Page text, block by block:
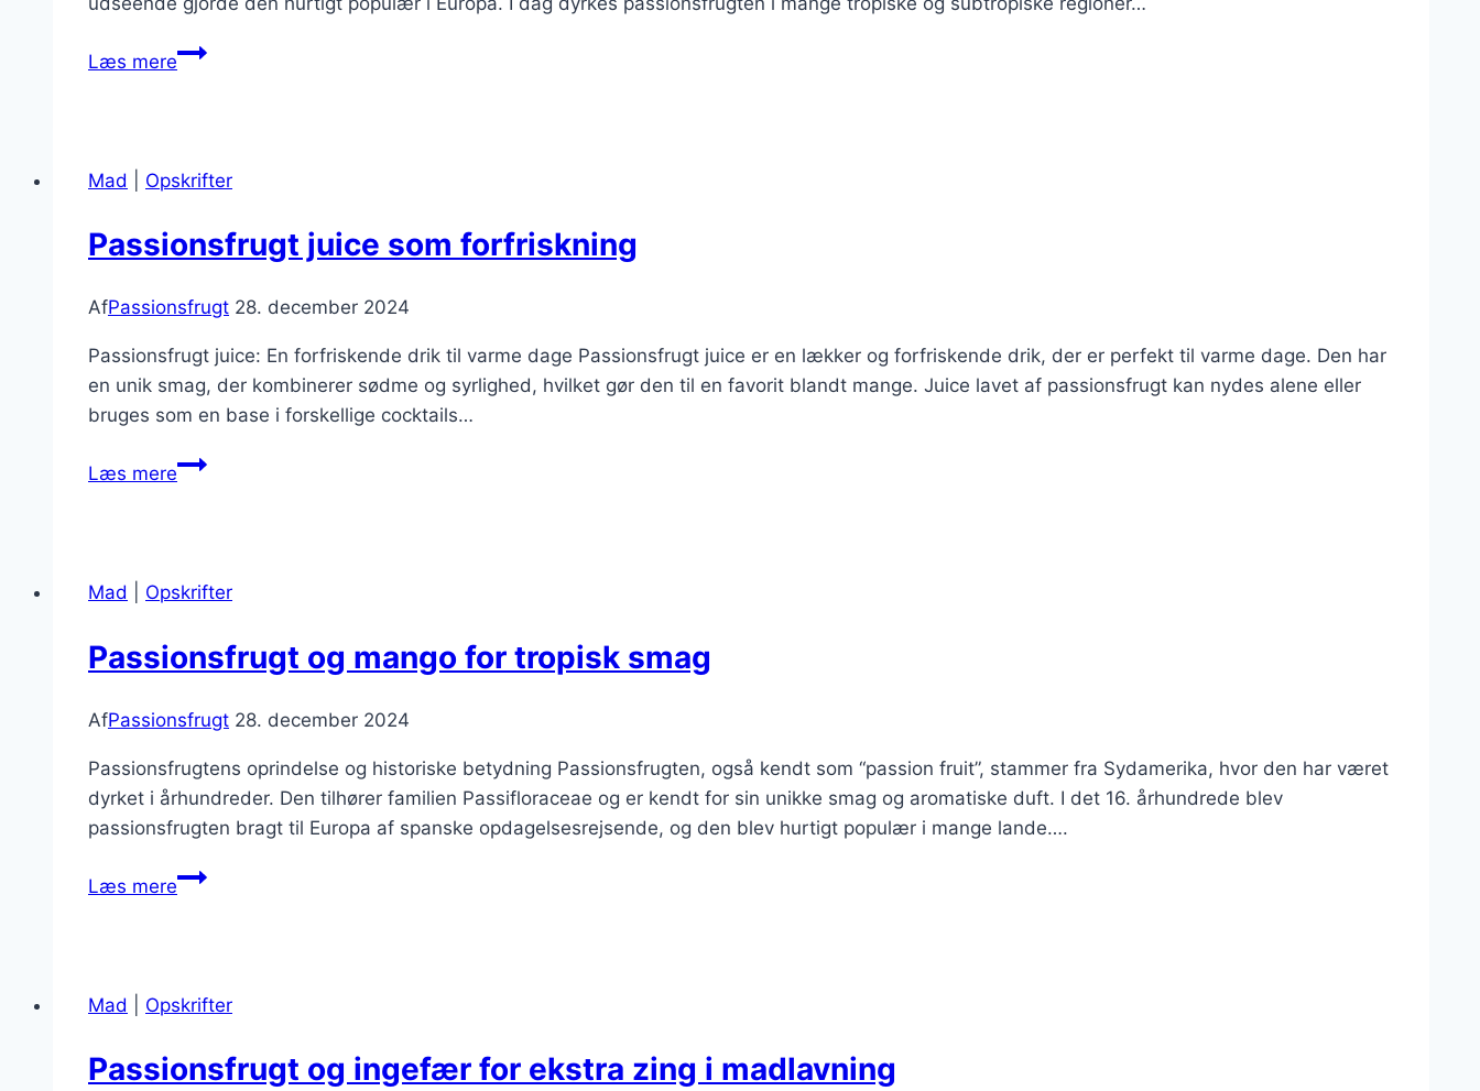
Læs merePassionsfrugt
dessertbordet
Mad Opskrifter
Passionsfrugt juice som forfriskning
AfPassionsfrugt 28. december 2024
Passionsfrugt juice: En forfriskende drik til varme dage Passionsfrugt juice er en lækker og forfriskende drik, der er perfekt til varme dage. Den har
en unik smag, der kombinerer sødme og syrlighed, hvilket gør den til en favorit blandt mange. Juice lavet af passionsfrugt kan nydes alene eller
bruges som en base i forskellige cocktails…
Læs merePassionsfrugt
Mad
Opskrifter
Passionsfrugt og mango for tropisk smag
AfPassionsfrugt 28. december 2024
Passionsfrugtens oprindelse og historiske betydning Passionsfrugten, også kendt som “passion fruit”, stammer fra Sydamerika, hvor den har været
dyrket i århundreder. Den tilhører familien Passifloraceae og er kendt for sin unikke smag og aromatiske duft. I det 16. århundrede blev
passionsfrugten bragt til Europa af spanske opdagelsesrejsende, og den blev hurtigt populær i mange lande….
Læs merePassionsfrugt
tropisk
Mad Opskrifter
Passionsfrugt og ingefær for ekstra zing i madlavning